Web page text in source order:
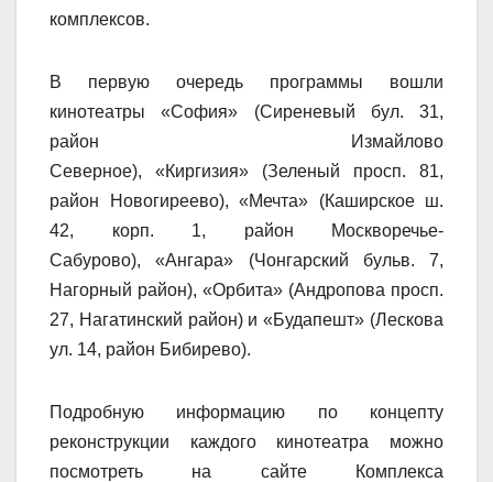
комплексов.
В первую очередь программы вошли
кинотеатры «София» (Сиреневый бул. 31,
район Измайлово
Северное), «Киргизия» (Зеленый просп. 81,
район Новогиреево), «Мечта» (Каширское ш.
42, корп. 1, район Москворечье-
Сабурово), «Ангара» (Чонгарский бульв. 7,
Нагорный район), «Орбита» (Андропова просп.
27, Нагатинский район) и «Будапешт» (Лескова
ул. 14, район Бибирево).
Подробную информацию по концепту
реконструкции каждого кинотеатра можно
посмотреть на сайте Комплекса